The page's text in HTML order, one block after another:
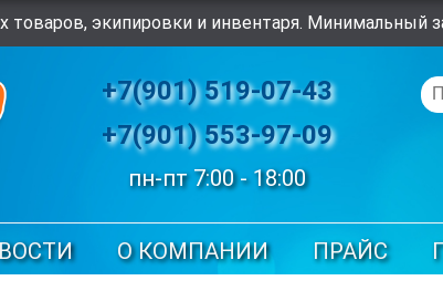
экипировки и инвентаря. Минимальный
+7(901) 519-07-43
+7(901) 553-97-09
пн-пт 7:00 - 18:00
О КОМПАНИИ ПРАЙС